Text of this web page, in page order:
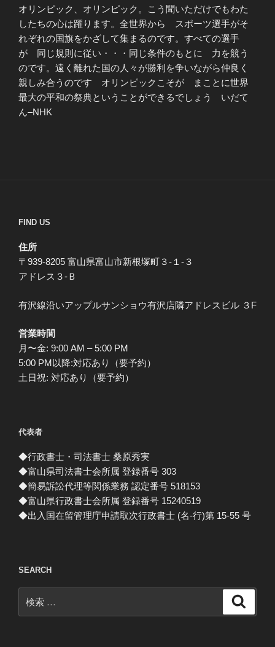
オリンピック、オリンピック。こう聞いただけでもわた
したちの心は躍ります。全世界から スポーツ選手がそ
れぞれの国旗をかざして集まるのです。すべての選手
が 同じ規則に従い・・・同じ条件のもとに 力を競う
のです。遠く離れた国の人々が勝利を争いながら仲良く
親しみ合うのです オリンピックこそが まことに世界
最大の平和の祭典ということができるでしょう いだて
ん–NHK
FIND US
住所
〒939-8205 富山県富山市新根塚町３-１-３
アドレス３-Ｂ
有沢線沿いアップルサンショウ有沢店隣アドレスビル ３F
営業時間
月〜金: 9:00 AM – 5:00 PM
5:00 PM以降:対応あり（要予約）
土日祝: 対応あり（要予約）
代表者
◆行政書士・司法書士 桑原秀実
◆富山県司法書士会所属 登録番号 303
◆簡易訴訟代理等関係業務 認定番号 518153
◆富山県行政書士会所属 登録番号 15240519
◆出入国在留管理庁申請取次行政書士 (名-行)第 15-55 号
SEARCH
索: